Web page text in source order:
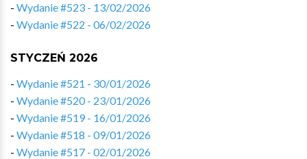
- Wydanie #523 - 13/02/2026
- Wydanie #522 - 06/02/2026
STYCZEŃ 2026
- Wydanie #521 - 30/01/2026
- Wydanie #520 - 23/01/2026
- Wydanie #519 - 16/01/2026
- Wydanie #518 - 09/01/2026
- Wydanie #517 - 02/01/2026